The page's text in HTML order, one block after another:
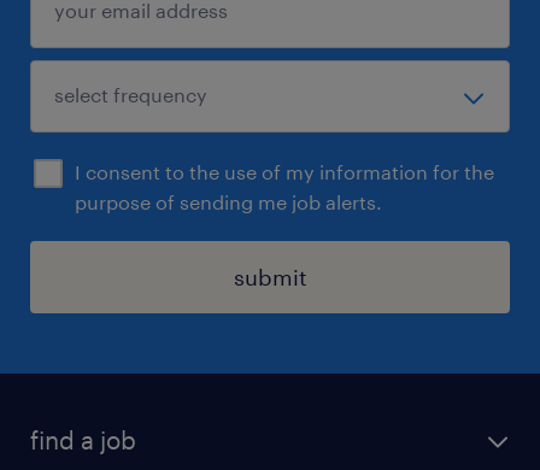
I consent to the use of my information for the
purpose of sending me job alerts.
submit
find a job